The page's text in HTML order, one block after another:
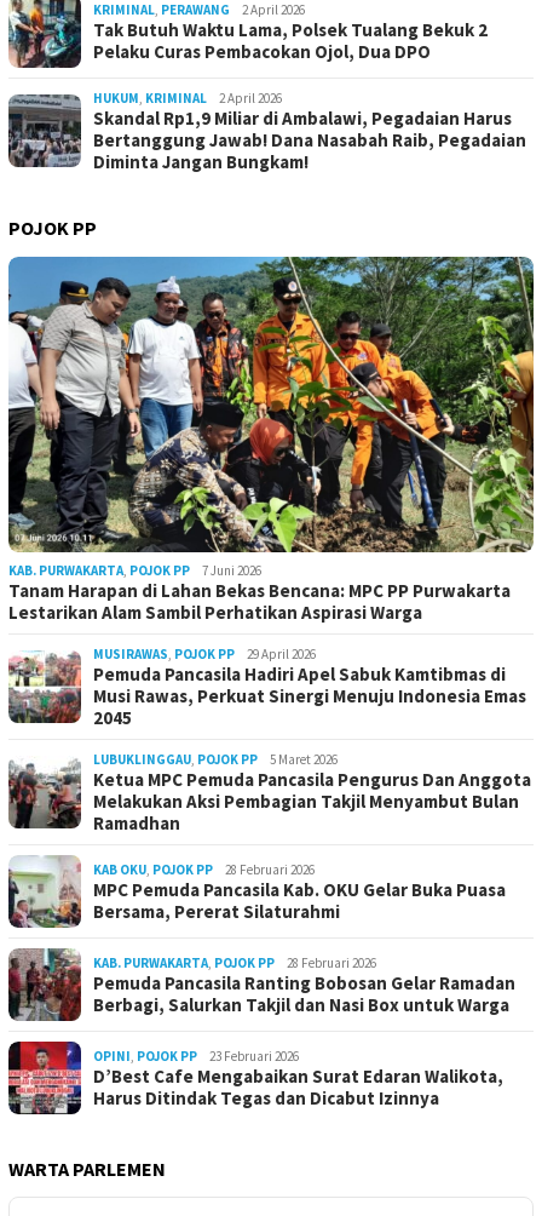
KRIMINAL, PERAWANG 2 April 2026
Tak Butuh Waktu Lama, Polsek Tualang Bekuk 2
Pelaku Curas Pembacokan Ojol, Dua DPO
HUKUM, KRIMINAL 2 April 2026
Skandal Rp1,9 Miliar di Ambalawi, Pegadaian Harus
Bertanggung Jawab! Dana Nasabah Raib, Pegadaian
Diminta Jangan Bungkam!
POJOK PP
KAB. PURWAKARTA, POJOK PP 7 Juni 2026
Tanam Harapan di Lahan Bekas Bencana: MPC PP Purwakarta
Lestarikan Alam Sambil Perhatikan Aspirasi Warga
MUSIRAWAS, POJOK PP 29 April 2026
Pemuda Pancasila Hadiri Apel Sabuk Kamtibmas di
Musi Rawas, Perkuat Sinergi Menuju Indonesia Emas
2045
LUBUKLINGGAU, POJOK PP 5 Maret 2026
Ketua MPC Pemuda Pancasila Pengurus Dan Anggota
Melakukan Aksi Pembagian Takjil Menyambut Bulan
Ramadhan
KAB OKU, POJOK PP 28 Februari 2026
MPC Pemuda Pancasila Kab. OKU Gelar Buka Puasa
Bersama, Pererat Silaturahmi
KAB. PURWAKARTA, POJOK PP 28 Februari 2026
Pemuda Pancasila Ranting Bobosan Gelar Ramadan
Berbagi, Salurkan Takjil dan Nasi Box untuk Warga
OPINI, POJOK PP 23 Februari 2026
D’Best Cafe Mengabaikan Surat Edaran Walikota,
Harus Ditindak Tegas dan Dicabut Izinnya
WARTA PARLEMEN